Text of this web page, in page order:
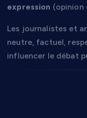
expression (opinion
Les journalistes et
neutre, factuel,
influencer le débat